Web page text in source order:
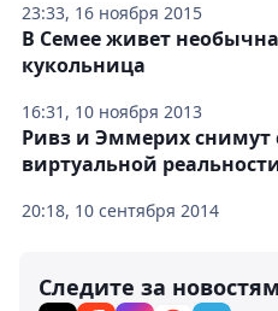
23:33, 16 ноября 2015
16:31, 10 ноября 2013
В Семее живет
кукольница
20:18, 10 сентября 2014
Ривз и Эммерих снимут
виртуальной
Следите за